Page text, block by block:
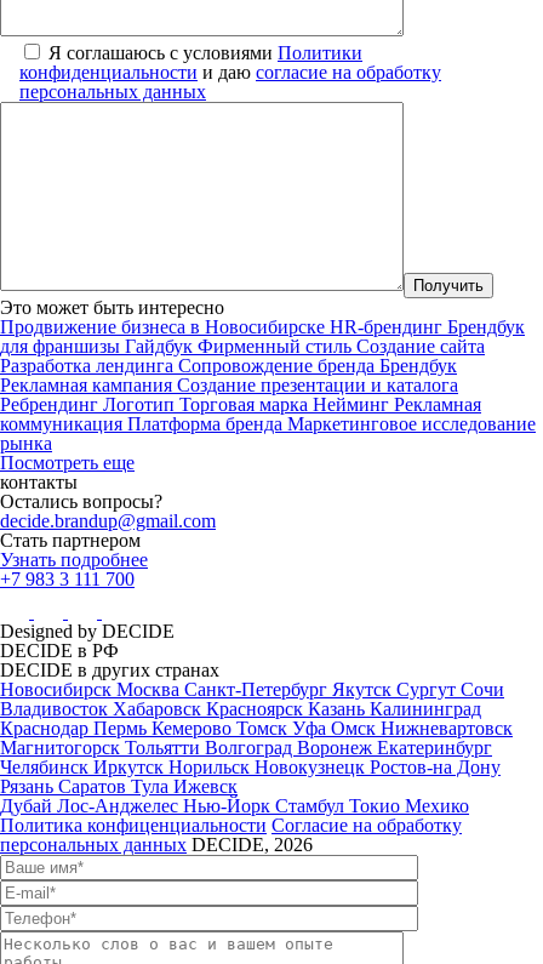
Я соглашаюсь с условиями Политики
конфиденциальности и даю согласие на обработку
персональных данных
Это может быть интересно
Продвижение бизнеса в Новосибирске HR-брендинг Брендбук
для франшизы Гайдбук Фирменный стиль Создание сайта
Разработка лендинга Сопровождение бренда Брендбук
Рекламная кампания Создание презентации и каталога
Ребрендинг Логотип Торговая марка Нейминг Рекламная
коммуникация Платформа бренда Маркетинговое исследование
рынка
Посмотреть еще
контакты
Остались вопросы?
decide.brandup@gmail.com
Стать партнером
Узнать подробнее
+7 983 3 111 700
Designed by DECIDE
DECIDE в РФ
DECIDE в других странах
Новосибирск Москва Санкт-Петербург Якутск Сургут Сочи
Владивосток Хабаровск Красноярск Казань Калининград
Краснодар Пермь Кемерово Томск Уфа Омск Нижневартовск
Магнитогорск Тольятти Волгоград Воронеж Екатеринбург
Челябинск Иркутск Норильск Новокузнецк Ростов-на Дону
Рязань Саратов Тула Ижевск
Дубай Лос-Анджелес Нью-Йорк Стамбул Токио Мехико
Политика конфиценциальности Согласие на обработку
персональных данных DECIDE, 2026